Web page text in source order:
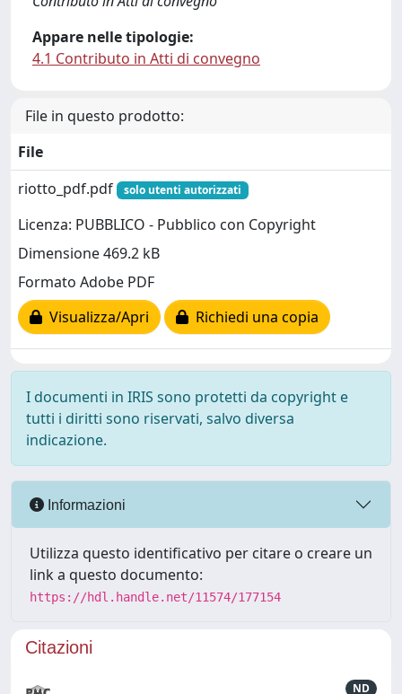
Appare nelle tipologie:
4.1 Contributo in Atti di convegno
File in questo prodotto:
File
riotto_pdf.pdf
solo utenti autorizzati
Licenza: PUBBLICO - Pubblico con Copyright
Dimensione 469.2 kB
Formato Adobe PDF
Visualizza/Apri
Richiedi una copia
I documenti in IRIS sono protetti da copyright e
tutti i diritti sono riservati, salvo diversa
indicazione.
Informazioni
Utilizza questo identificativo per citare o creare un
link a questo documento:
https://hdl.handle.net/11574/177154
Citazioni
ND